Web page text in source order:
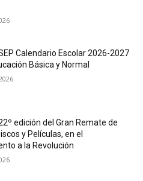
Calendario Escolar 2026-2027
Básica y Normal
edición del Gran Remate de
y Películas, en el
a la Revolución